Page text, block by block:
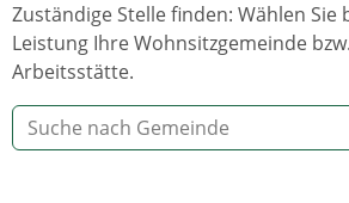
Zuständige Stelle finden: Wählen Sie
Leistung Ihre Wohnsitzgemeinde
Arbeitsstätte.